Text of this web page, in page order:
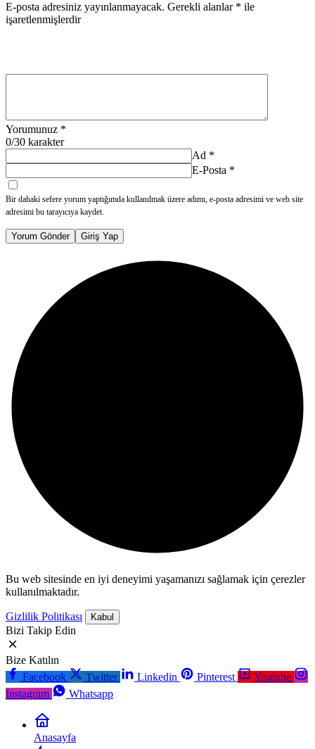
E-posta adresiniz yayınlanmayacak. Gerekli alanlar * ile
işaretlenmişlerdir
Yorumunuz *
0/30 karakter
Ad *
E-Posta *
Bir dahaki sefere yorum yaptığımda kullanılmak üzere adımı, e-posta adresimi ve web site
adresimi bu tarayıcıya kaydet.
Yorum Gönder Giriş Yap
Bu web sitesinde en iyi deneyimi yaşamanızı sağlamak için çerezler
kullanılmaktadır.
Gizlilik Politikası Kabul
Bizi Takip Edin
Bize Katılın
Facebook
Twitter Linkedin Pinterest
Youtube
Instagram
Whatsapp
Anasayfa